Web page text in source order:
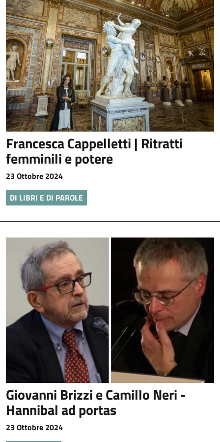
Francesca Cappelletti | Ritratti
femminili e potere
23 Ottobre 2024
DI LIBRI E DI PAROLE
Giovanni Brizzi e Camillo Neri -
Hannibal ad portas
23 Ottobre 2024